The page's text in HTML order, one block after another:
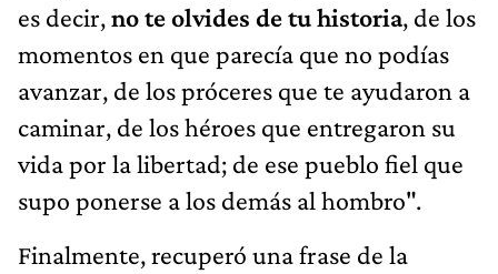
es decir,no te olvides de tu historia, de los
momentos en que parecía que no podías
avanzar, de los próceres que te ayudaron a
caminar, de los héroes que entregaron su
vida por la libertad; de ese pueblo fiel que
supo ponerse a los demás al hombro".
Finalmente, recuperó una frase de la